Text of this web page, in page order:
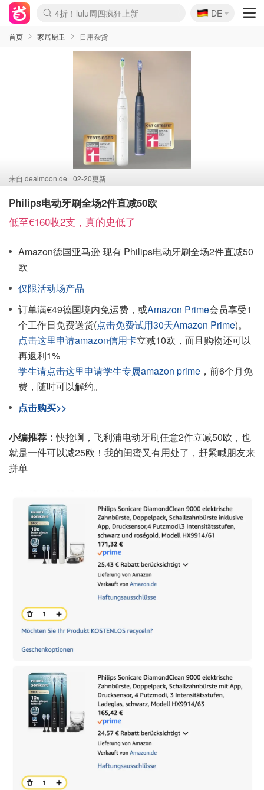
Boticinal 夏促开抢！
4折！lulu周四疯狂上新
还没结束！&OtherStories大促
Joybuy变相75折 随时失效
速领！Stanley独家85折
疑似霸哥！Camper额外叠85折
Zalando 奥莱闪促！每日更新
Moncler反季囤！5折起+叠9折
Coach Brooklyn仅€192
🇩🇪
DE
首页 家居厨卫 日用杂货
来自 dealmoon.de 02-20更新
Philips电动牙刷全场2件直减50欧
低至€160收2支，真的史低了
Amazon德国亚马逊 现有 Philips电动牙刷全场2件直减50
欧
仅限活动场产品
订单满€49德国境内免运费，或Amazon Prime会员享受1
个工作日免费送货(点击免费试用30天Amazon Prime)。
点击这里申请amazon信用卡立减10欧，而且购物还可以
再返利1%
学生请点击这里申请学生专属amazon prime ，前6个月免
费，随时可以解约。
点击购买>>
小编推荐：快抢啊，飞利浦电动牙刷任意2件立减50欧，也
就是一件可以减25欧！我的闺蜜又有用处了，赶紧喊朋友来
拼单